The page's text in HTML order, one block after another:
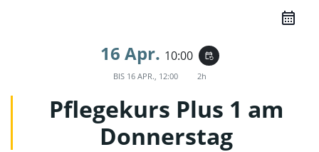
16 Apr. 10:00 event_repeat
BIS 16 APR., 12:00 2h
Pflegekurs Plus 1 am
Donnerstag